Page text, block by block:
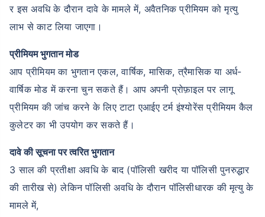
र इस अवधि के दौरान दावे के मामले में, अवैतनिक प्रीमियम को मृत्यु
लाभ से काट लिया जाएगा।
प्रीमियम भुगतान मोड
आप प्रीमियम का भुगतान एकल, वार्षिक, मासिक, त्रैमासिक या अर्ध-
वार्षिक मोड में करना चुन सकते हैं। आप अपनी प्रोफ़ाइल पर लागू
प्रीमियम की जांच करने के लिए टाटा एआईए टर्म इंश्योरेंस प्रीमियम कैल
कुलेटर का भी उपयोग कर सकते हैं।
दावे की सूचना पर त्वरित भुगतान
3 साल की प्रतीक्षा अवधि के बाद (पॉलिसी खरीद या पॉलिसी पुनरुद्धार
की तारीख से) लेकिन पॉलिसी अवधि के दौरान पॉलिसीधारक की मृत्यु के
मामले में,